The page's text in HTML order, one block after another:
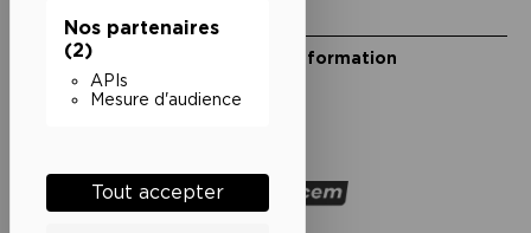
Nos partenaires
(2)
APIs
Mesure d'audience
Tout accepter
Restons en lien
Inscrivez-vous à notre lettre d’information
Suivez-nous sur les réseaux